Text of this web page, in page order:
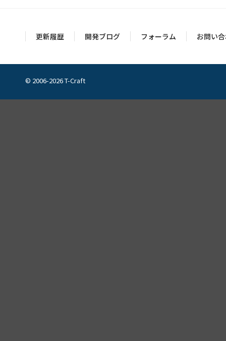
更新履歴 開発ブログ フォーラム お問い
© 2006-2026 T-Craft